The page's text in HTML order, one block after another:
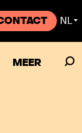
🍉 FREENL ▼
MEER